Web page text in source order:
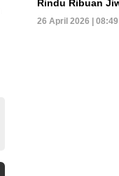
Rindu Ribuan
26 April 2026 | 08:49